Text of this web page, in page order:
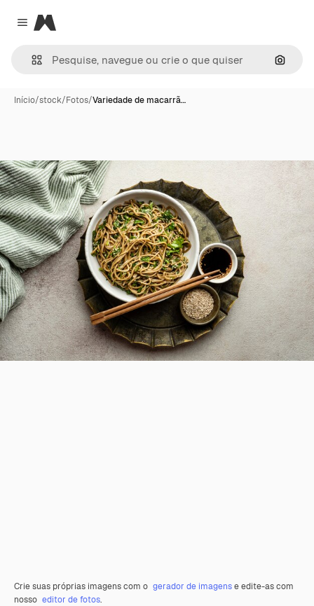
Close menu
Magnific
Início/stock/Fotos/Variedade de macarrã…
Crie suas próprias imagens com o gerador de imagense edite-as com
nosso editor de fotos.